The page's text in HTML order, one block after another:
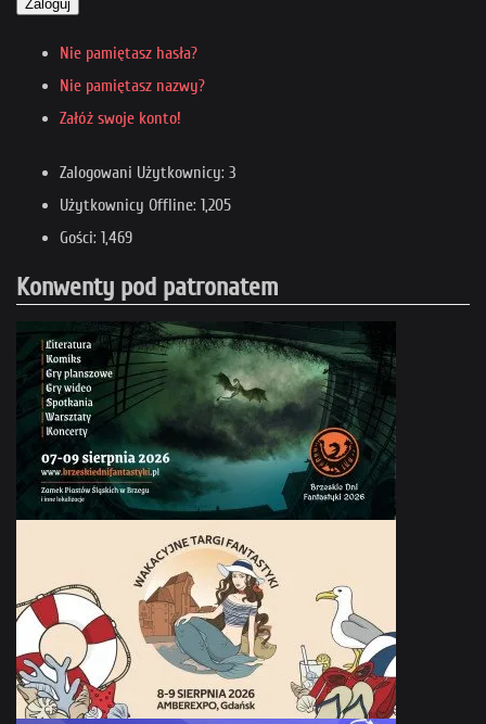
Zaloguj
Nie pamiętasz hasła?
Nie pamiętasz nazwy?
Załóż swoje konto!
Zalogowani Użytkownicy: 3
Użytkownicy Offline: 1,205
Gości: 1,469
Konwenty pod patronatem